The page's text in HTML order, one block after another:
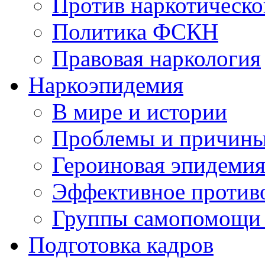
Политика ФСКН
Правовая наркология
Наркоэпидемия
В мире и истории
Проблемы и
Героиновая эпидемия
Эффективное
Группы самопомощи
Подготовка кадров